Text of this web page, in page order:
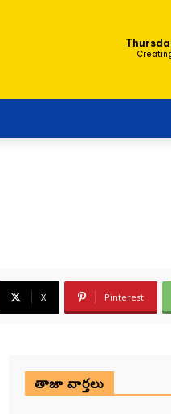
X Pinterest
తాజా వార్తలు